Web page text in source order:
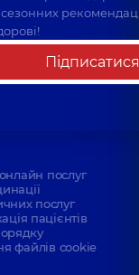
Підписатися
послуг
послуг
пацієнтів
файлів cookie